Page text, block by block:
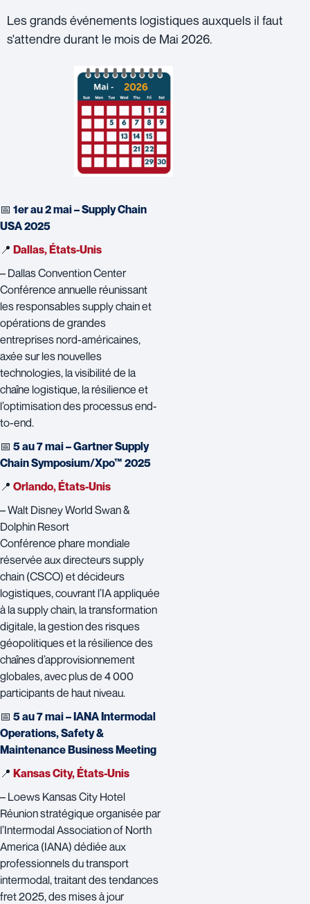
Les grands événements logistiques auxquels il faut
s'attendre durant le mois de Mai 2026.
📅 1er au 2 mai – Supply Chain
USA 2025
📍 Dallas, États-Unis
– Dallas Convention Center
Conférence annuelle réunissant
les responsables supply chain et
opérations de grandes
entreprises nord-américaines,
axée sur les nouvelles
technologies, la visibilité de la
chaîne logistique, la résilience et
l’optimisation des processus end-
to-end.
📅 5 au 7 mai – Gartner Supply
Chain Symposium/Xpo™ 2025
📍 Orlando, États-Unis
– Walt Disney World Swan &
Dolphin Resort
Conférence phare mondiale
réservée aux directeurs supply
chain (CSCO) et décideurs
logistiques, couvrant l’IA appliquée
à la supply chain, la transformation
digitale, la gestion des risques
géopolitiques et la résilience des
chaînes d’approvisionnement
globales, avec plus de 4 000
participants de haut niveau.
📅 5 au 7 mai – IANA Intermodal
Operations, Safety &
Maintenance Business Meeting
📍 Kansas City, États-Unis
– Loews Kansas City Hotel
Réunion stratégique organisée par
l’Intermodal Association of North
America (IANA) dédiée aux
professionnels du transport
intermodal, traitant des tendances
fret 2025, des mises à jour